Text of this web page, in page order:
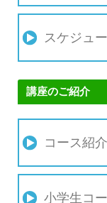
スケジュ
講座のご紹介
コース紹介
小学生コ